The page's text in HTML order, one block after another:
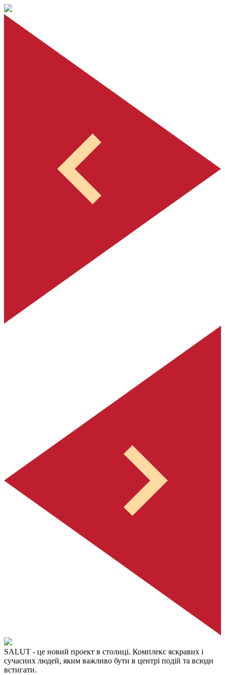
SALUT - це новий проект в столиці. Комплекс яскравих і
сучасних людей, яким важливо бути в центрі подій та всюди
встигати.